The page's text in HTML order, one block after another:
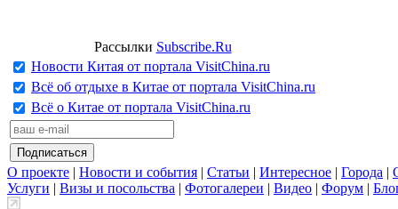
Рассылки Subscribe.Ru
Новости Китая от портала VisitChina.ru
Всё об отдыхе в Китае от портала VisitChina.ru
Всё о Китае от портала VisitChina.ru
О проекте | Новости и события | Статьи | Интересное | Города |
Услуги | Визы и посольства | Фотогалереи | Видео | Форум |